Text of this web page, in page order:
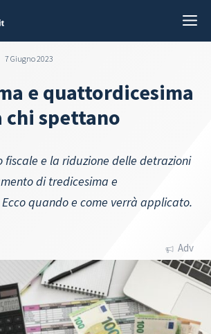
7 Giugno 2023
e quattordicesima
chi spettano
fiscale e la riduzione delle detrazioni
di tredicesima e
quando e come verrà applicato.
Adv